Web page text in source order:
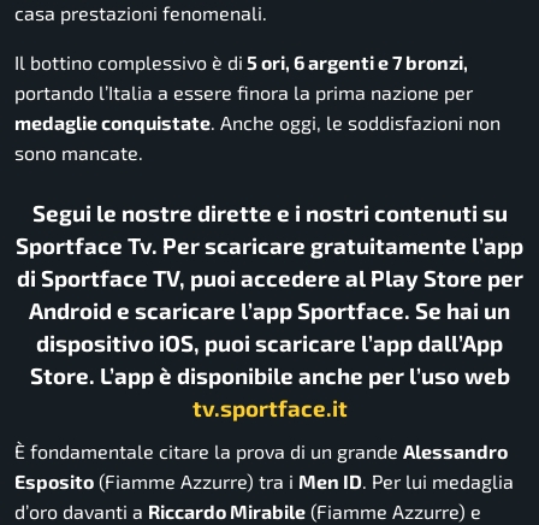
casa prestazioni fenomenali.
Il bottino complessivo è di 5 ori, 6 argenti e 7 bronzi,
portando l’Italia a essere finora la prima nazione per
medaglie conquistate. Anche oggi, le soddisfazioni non
sono mancate.
Segui le nostre dirette e i nostri contenuti su
Sportface Tv. Per scaricare gratuitamente l’app
di Sportface TV, puoi accedere al Play Store per
Android e scaricare l’app Sportface. Se hai un
dispositivo iOS, puoi scaricare l’app dall’App
Store. L’app è disponibile anche per l’uso web
tv.sportface.it
È fondamentale citare la prova di un grande Alessandro
Esposito (Fiamme Azzurre) tra i Men ID. Per lui medaglia
d’oro davanti a Riccardo Mirabile (Fiamme Azzurre) e